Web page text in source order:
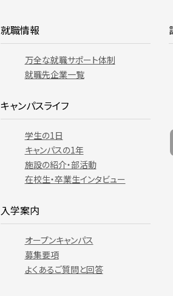
就職情報
万全な就職サポート体制
就職先企業一覧
キャンパスライフ
学生の1日
キャンパスの1年
施設の紹介・部活動
在校生・卒業生インタビュー
入学案内
オープンキャンパス
募集要項
よくあるご質問と回答